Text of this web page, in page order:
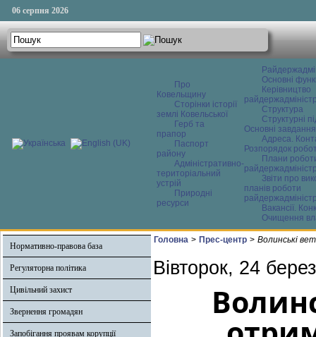
06 серпня 2026
Про
Ковельщину
Сторінки історії
землі Ковельської
Герб та
прапор
Паспорт
району
Адміністративно-
територіальний
устрій
Природні
ресурси
Основні
Керівництво
Структура
Структурні
Основні завдання
Адреса.
Розпорядок
Плани
Звіти про
планів роботи
Вакансії.
Очищення
Нормативно-правова база
Регуляторна політика
Цивільний захист
Звернення громадян
Запобігання проявам корупції
Головна > Прес-центр > Волинські
Вівторок, 24